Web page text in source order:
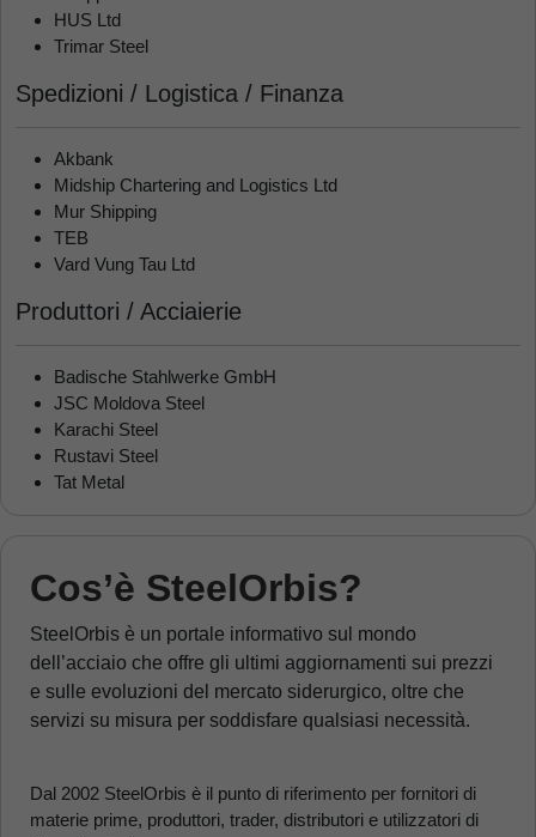
HUS Ltd
Trimar Steel
Spedizioni / Logistica / Finanza
Akbank
Midship Chartering and Logistics Ltd
Mur Shipping
TEB
Vard Vung Tau Ltd
Produttori / Acciaierie
Badische Stahlwerke GmbH
JSC Moldova Steel
Karachi Steel
Rustavi Steel
Tat Metal
Cos’è SteelOrbis?
SteelOrbis è un portale informativo sul mondo
dell’acciaio che offre gli ultimi aggiornamenti sui prezzi
e sulle evoluzioni del mercato siderurgico, oltre che
servizi su misura per soddisfare qualsiasi necessità.
Dal 2002 SteelOrbis è il punto di riferimento per fornitori di
materie prime, produttori, trader, distributori e utilizzatori di